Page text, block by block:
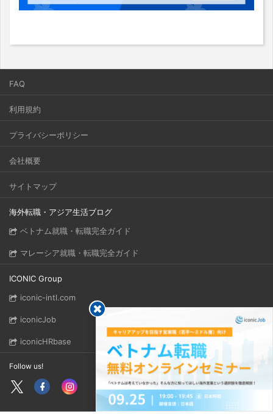
FAQ
利用規約
プライバシーポリシー
会社概要
サイトマップ
海外転職・アジア生活ブログ
ベトナム就職・転職完全ガイド
マレーシア就職・転職完全ガイド
ICONIC Group
iconic-intl.com
iconicJob
iconicHRbase
Follow us!